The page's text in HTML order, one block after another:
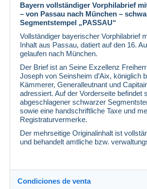
Bayern vollständiger Vorphilabrief
– von Passau nach München –
Segmentstempel „PASSAU“
Vollständiger bayerischer Vorphilabrief
Inhalt aus Passau, datiert auf den 16.
gelaufen nach München.
Der Brief ist an Seine Exzellenz
Joseph von Seinsheim d’Aix, königlich
Kämmerer, Generalleutnant und
adressiert. Auf der Vorderseite befindet
abgeschlagener schwarzer
sowie eine handschriftliche Taxe und
Registraturvermerke.
Der mehrseitige Originalinhalt ist
und behandelt amtliche bzw.
ursprüngliche Faltform zurückgelegt.
Besonderheiten auf einen Blick
Condiciones de venta